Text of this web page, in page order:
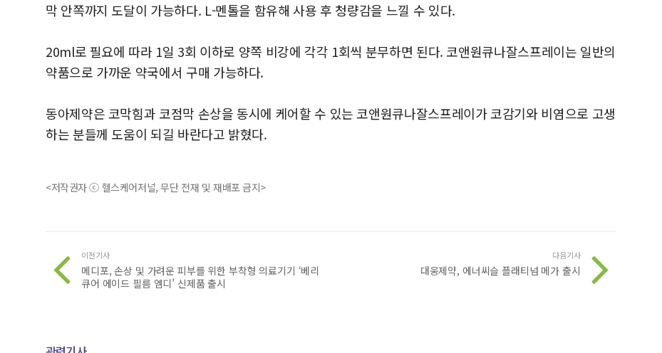
막 안쪽까지 도달이 가능하다. L-멘톨을 함유해 사용 후 청량감을 느낄 수 있다.
20ml로 필요에 따라 1일 3회 이하로 양쪽 비강에 각각 1회씩 분무하면 된다. 코앤원큐나잘스프레이는 일반의
약품으로 가까운 약국에서 구매 가능하다.
동아제약은 코막힘과 코점막 손상을 동시에 케어할 수 있는 코앤원큐나잘스프레이가 코감기와 비염으로 고생
하는 분들께 도움이 되길 바란다고 밝혔다.
<저작권자 ⓒ 헬스케어저널, 무단 전재 및 재배포 금지>
이전기사
메디포, 손상 및 가려운 피부를 위한 부착형 의료기기 ‘베리
큐어 에이드 필름 엠디’ 신제품 출시
다음기사
대웅제약, 에너씨슬 플래티넘 메가 출시